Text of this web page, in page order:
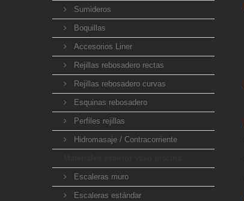
Sumideros
Boquillas
Accesorios Liner
Rejillas rebosadero rectas
Rejillas rebosadero curvas
Esquinas rebosadero
Perfiles rejillas
Hidromasaje / Contracorriente
Escaleras muro
Escaleras estándar